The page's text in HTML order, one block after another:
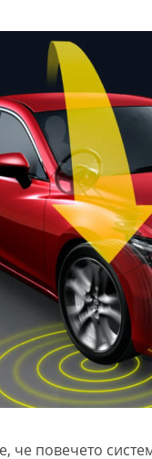
че повечето